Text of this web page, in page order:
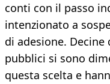
conti con il passo
intenzionato a
di adesione.
pubblici si sono
questa scelta e